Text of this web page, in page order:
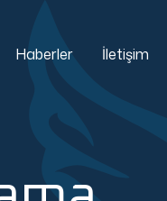
Haberler İletişim